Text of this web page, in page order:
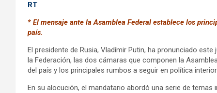
RT
* El mensaje ante la Asamblea Federal establece los
país.
El presidente de Rusia, Vladímir Putin, ha pronunciado
la Federación, las dos cámaras que componen la
del país y los principales rumbos a seguir en política
En su alocución, el mandatario abordó una serie de